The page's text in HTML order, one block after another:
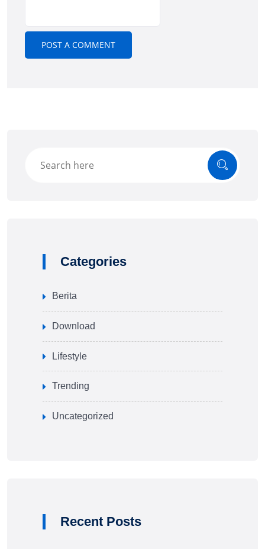
Categories
Berita
Download
Lifestyle
Trending
Uncategorized
Recent Posts